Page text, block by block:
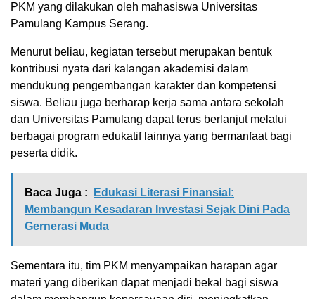
PKM yang dilakukan oleh mahasiswa Universitas
Pamulang Kampus Serang.
Menurut beliau, kegiatan tersebut merupakan bentuk
kontribusi nyata dari kalangan akademisi dalam
mendukung pengembangan karakter dan kompetensi
siswa. Beliau juga berharap kerja sama antara sekolah
dan Universitas Pamulang dapat terus berlanjut melalui
berbagai program edukatif lainnya yang bermanfaat bagi
peserta didik.
Baca Juga :
Edukasi Literasi Finansial:
Membangun Kesadaran Investasi Sejak Dini Pada
Gernerasi Muda
Sementara itu, tim PKM menyampaikan harapan agar
materi yang diberikan dapat menjadi bekal bagi siswa